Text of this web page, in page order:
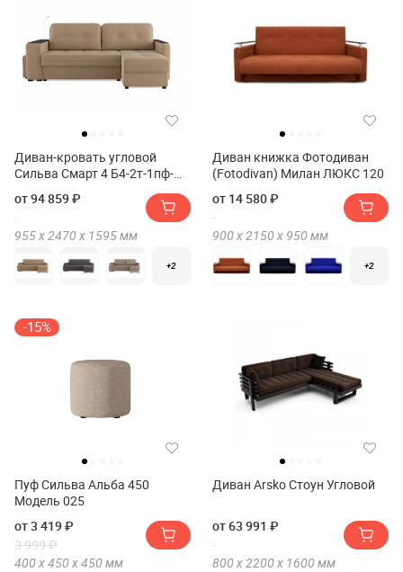
Диван-кровать угловой
Сильва Смарт 4 Б4-2т-1пф-
Б3(Диван-кровать угловой
Сильва SMART 4 Б4-2т-1пф-
Б3)
от 94 859 ₽
955 х2470 х 1595мм
+2
Диван книжка Фотодиван
(Fotodivan) Милан ЛЮКС 120
от 14 580 ₽
900 х2150 х 950 мм
+2
-15%
Пуф Сильва Альба 450
Модель 025
от 3 419 ₽
3 999 ₽
400 х450 х450 мм
Диван Arsko Стоун Угловой
от 63 991 ₽
800 х 2200 х 1600 мм